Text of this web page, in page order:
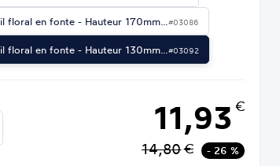
floral en fonte - Hauteur 170mm… #03086
floral en fonte - Hauteur 130mm… #03092
11,93 €
14,80€ - 26 %